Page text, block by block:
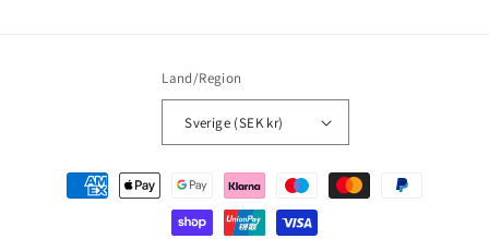
Land/Region
Sverige (SEK kr)
Betalningsmetoder